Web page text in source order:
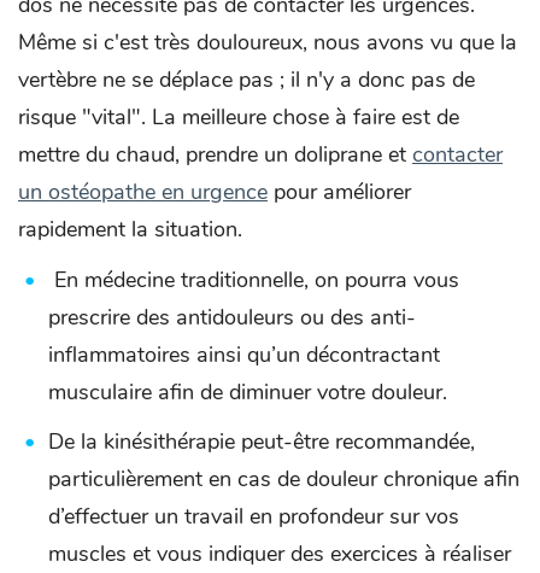
Même si c'est très douloureux, nous avons vu que la
vertèbre ne se déplace pas ; il n'y a donc pas de
risque "vital". La meilleure chose à faire est de
mettre du chaud, prendre un doliprane et contacter
un ostéopathe en urgence pour améliorer
rapidement la situation.
En médecine traditionnelle, on pourra vous
prescrire des antidouleurs ou des anti-
inflammatoires ainsi qu’un décontractant
musculaire afin de diminuer votre douleur.
De la kinésithérapie peut-être recommandée,
particulièrement en cas de douleur chronique afin
d’effectuer un travail en profondeur sur vos
muscles et vous indiquer des exercices à réaliser